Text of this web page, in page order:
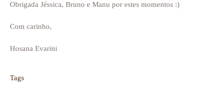
Obrigada Jéssica, Bruno e Manu por estes momentos :)
Com carinho,
Hosana Evarini
Tags